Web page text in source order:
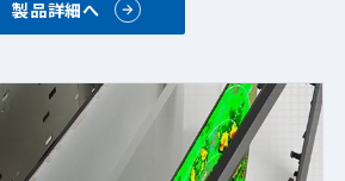
である照明、光学材料、電気機械構造
金属メッシュ
製品詳細へ